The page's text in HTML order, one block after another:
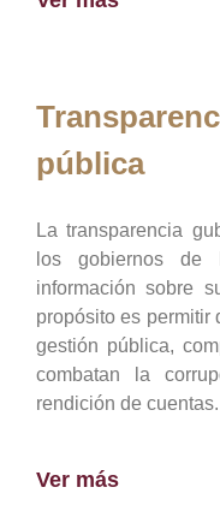
pública
La transparencia
los gobiernos de
información sobre
propósito es permitir
gestión pública,
combatan la
rendición de cuentas.
Ver más